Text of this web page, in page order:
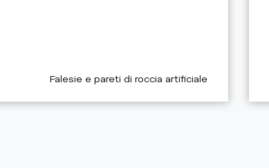
aria.poi_category_prefix
Falesie e pareti di roccia artificiale